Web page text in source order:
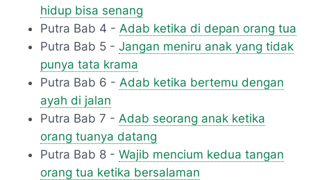
hidup bisa senang
Putra Bab 4 - Adab ketika di depan orang tua
Putra Bab 5 - Jangan meniru anak yang tidak
punya tata krama
Putra Bab 6 - Adab ketika bertemu dengan
ayah di jalan
Putra Bab 7 - Adab seorang anak ketika
orang tuanya datang
Putra Bab 8 - Wajib mencium kedua tangan
orang tua ketika bersalaman